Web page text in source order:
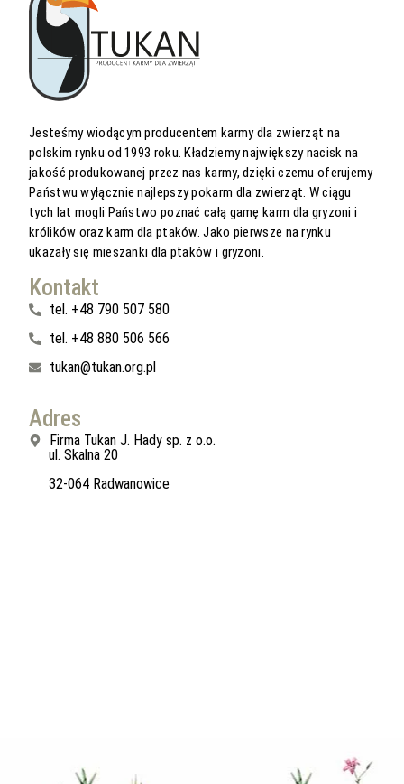
Jesteśmy wiodącym producentem karmy dla zwierząt na
polskim rynku od 1993 roku. Kładziemy największy nacisk na
jakość produkowanej przez nas karmy, dzięki czemu oferujemy
Państwu wyłącznie najlepszy pokarm dla zwierząt. W ciągu
tych lat mogli Państwo poznać całą gamę karm dla gryzoni i
królików oraz karm dla ptaków. Jako pierwsze na rynku
ukazały się mieszanki dla ptaków i gryzoni.
Kontakt
tel. +48 790 507 580
tel. +48 880 506 566
tukan@tukan.org.pl
Adres
Firma Tukan J. Hady sp. z o.o.
ul. Skalna 20
32-064 Radwanowice